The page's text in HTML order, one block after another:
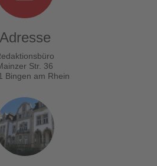
Adresse
Str. 36
Bingen am Rhein